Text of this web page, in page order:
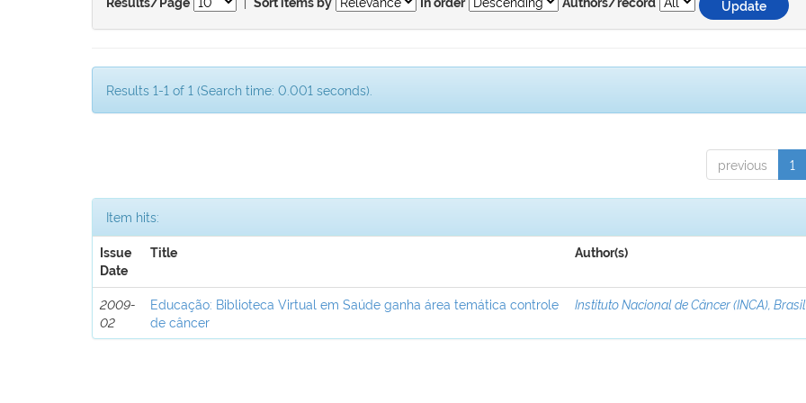
Results/Page Sort items by In order Authors/record
Results 1-1 of 1 (Search time: 0.001 seconds).
previous 1
Item hits:
Issue
Date
Title Author(s)
2009-
02
Educação: Biblioteca Virtual em Saúde ganha área temática controle
de câncer
Instituto Nacional de Câncer (INCA), Brasil